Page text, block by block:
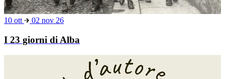
10 ott 02 nov 26
I 23 giorni di Alba